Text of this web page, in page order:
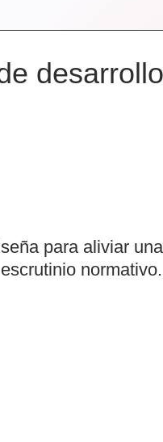
para aliviar
normativo.